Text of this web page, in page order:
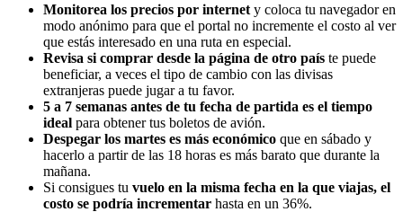
Monitorea los precios por internet y coloca tu navegador en
modo anónimo para que el portal no incremente el costo al ver
que estás interesado en una ruta en especial.
Revisa si comprar desde la página de otro país te puede
beneficiar, a veces el tipo de cambio con las divisas
extranjeras puede jugar a tu favor.
5 a 7 semanas antes de tu fecha de partida es el tiempo
ideal para obtener tus boletos de avión.
Despegar los martes es más económico que en sábado y
hacerlo a partir de las 18 horas es más barato que durante la
mañana.
Si consigues tu vuelo en la misma fecha en la que viajas, el
costo se podría incrementar hasta en un 36%.